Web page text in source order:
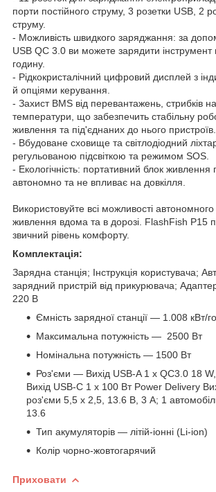
порти постійного струму, 3 розетки USB, 2
струму.
- Можливість швидкого заряджання: за
USB QC 3.0 ви можете зарядити інструмент
годину.
- Рідкокристалічний цифровий дисплей з
й опціями керування.
- Захист BMS від перевантажень, стрибків
температури, що забезпечить стабільну
живлення та під'єднаних до нього пристроїв.
- Вбудоване сховище та світлодіодний
регульованою підсвіткою та режимом SOS.
- Екологічність: портативний блок
автономно та не впливає на довкілля.
Використовуйте всі можливості
живлення вдома та в дорозі. FlashFish P15
звичний рівень комфорту.
Комплектація:
Зарядна станція; Інструкція користувача;
зарядний пристрій від прикурювача;
220 В
Ємність зарядної станції — 1.008 кВт/
Максимальна потужність — 2500 Вт
Номінальна потужність — 1500 Вт
Роз'єми — Вихід USB-A 1 х QC3.0 18
Вихід USB-C 1 x 100 Вт Power Delivery
роз'єми 5,5 х 2,5, 13.6 В, 3 A; 1
13.6
Тип акумуляторів — літій-іонні (Li-ion)
Колір чорно-жовтогарячий
Приховати